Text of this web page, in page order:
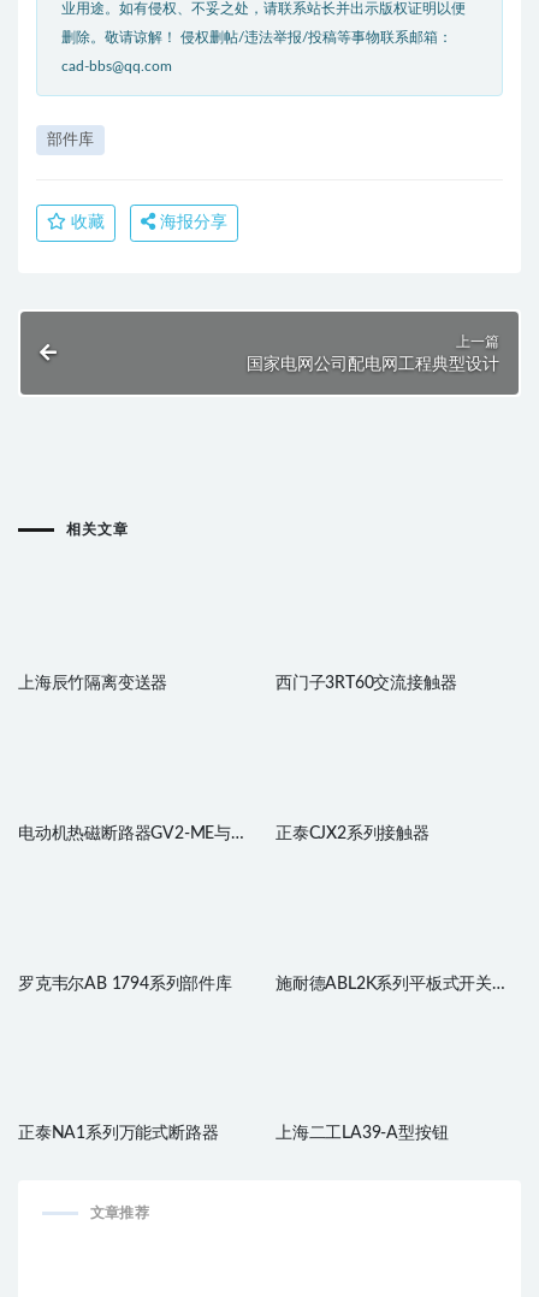
业用途。如有侵权、不妥之处，请联系站长并出示版权证明以便
删除。敬请谅解！ 侵权删帖/违法举报/投稿等事物联系邮箱：
cad-bbs@qq.com
部件库
收藏 海报分享
上一篇
国家电网公司配电网工程典型设计
相关文章
上海辰竹隔离变送器 西门子3RT60交流接触器
电动机热磁断路器GV2-ME与
正泰CJX2系列接触器
罗克韦尔AB 1794系列部件库
施耐德ABL2K系列平板式开关电
正泰NA1系列万能式断路器 上海二工LA39-A型按钮
文章推荐